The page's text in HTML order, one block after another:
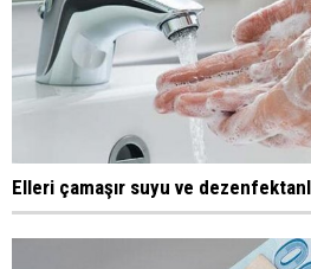
Elleri çamaşır suyu ve